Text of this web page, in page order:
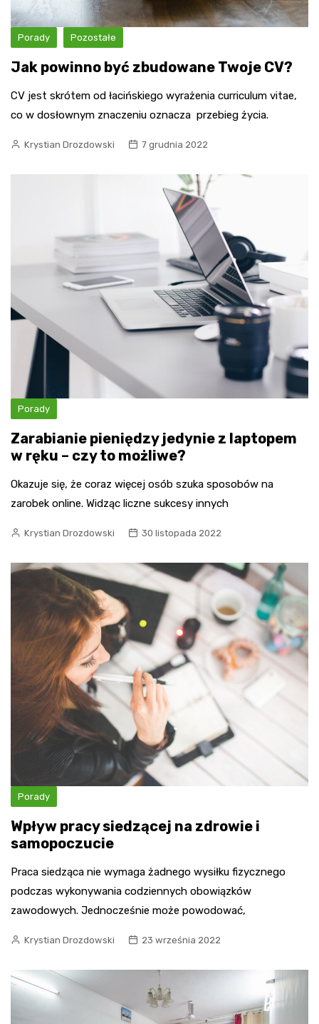
Porady Pozostałe
Jak powinno być zbudowane Twoje CV?
CV jest skrótem od łacińskiego wyrażenia curriculum vitae,
co w dosłownym znaczeniu oznacza przebieg życia.
Krystian Drozdowski 7 grudnia 2022
Porady
Zarabianie pieniędzy jedynie z laptopem
w ręku – czy to możliwe?
Okazuje się, że coraz więcej osób szuka sposobów na
zarobek online. Widząc liczne sukcesy innych
Krystian Drozdowski 30 listopada 2022
Porady
Wpływ pracy siedzącej na zdrowie i
samopoczucie
Praca siedząca nie wymaga żadnego wysiłku fizycznego
podczas wykonywania codziennych obowiązków
zawodowych. Jednocześnie może powodować,
Krystian Drozdowski 23 września 2022